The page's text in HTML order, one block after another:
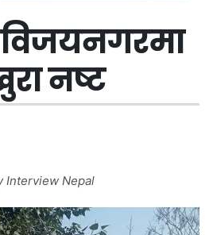
नष्ट
Interview Nepal